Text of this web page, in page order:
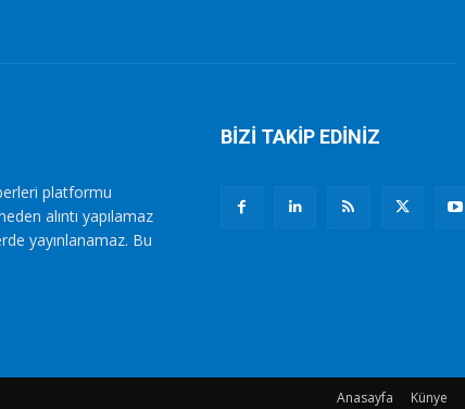
platformu
alıntı yapılamaz
yayınlanamaz. Bu
BİZİ TAKİP EDİNİZ
Anasayfa Künye